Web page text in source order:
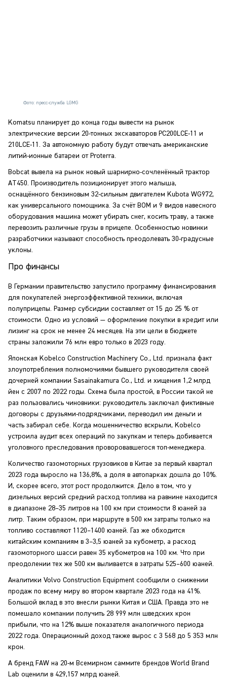
Фото: пресс-служба LGMG
Komatsu планирует до конца годы вывести на рынок
электрические версии 20-тонных экскаваторов PC200LCE-11 и
210LCE-11. За автономную работу будут отвечать американские
литий-ионные батареи от Proterra.
Bobcat вывела на рынок новый шарнирно-сочленённый трактор
AT450. Производитель позиционирует этого малыша,
оснащённого бензиновым 32-сильным двигателем Kubota WG972,
как универсального помощника. За счёт ВОМ и 9 видов навесного
оборудования машина может убирать снег, косить траву, а также
перевозить различные грузы в прицепе. Особенностью новинки
разработчики называют способность преодолевать 30-градусные
уклоны.
Про финансы
В Германии правительство запустило программу финансирования
для покупателей энергоэффективной техники, включая
полуприцепы. Размер субсидии составляет от 15 до 25 % от
стоимости. Одно из условий — оформление покупки в кредит или
лизинг на срок не менее 24 месяцев. На эти цели в бюджете
страны заложили 76 млн евро только в 2023 году.
Японская Kobelco Construction Machinery Co., Ltd. признала факт
злоупотребления полномочиями бывшего руководителя своей
дочерней компании Sasainakamura Co., Ltd. и хищения 1,2 млрд
йен с 2007 по 2022 годы. Схема была простой, в России такой не
раз пользовались чиновники: руководитель заключал фиктивные
договоры с друзьями-подрядчиками, переводил им деньги и
часть забирал себе. Когда мошенничество вскрыли, Kobelco
устроила аудит всех операций по закупкам и теперь добивается
уголовного преследования проворовавшегося топ-менеджера.
Количество газомоторных грузовиков в Китае за первый квартал
2023 года выросло на 136,8%, а доля в автопарках дошла до 10%.
И, скорее всего, этот рост продолжится. Дело в том, что у
дизельных версий средний расход топлива на равнине находится
в диапазоне 28–35 литров на 100 км при стоимости 8 юаней за
литр. Таким образом, при маршруте в 500 км затраты только на
топливо составляют 1120–1400 юаней. Газ же обходится
китайским компаниям в 3–3,5 юаней за кубометр, а расход
газомоторного шасси равен 35 кубометров на 100 км. Что при
преодолении тех же 500 км выливается в затраты 525–600 юаней.
Аналитики Volvo Construction Equipment сообщили о снижении
продаж по всему миру во втором квартале 2023 года на 41%.
Большой вклад в это внесли рынки Китая и США. Правда это не
помешало компании получить 28 999 млн шведских крон
прибыли, что на 12% выше показателя аналогичного периода
2022 года. Операционный доход также вырос с 3 568 до 5 353 млн
крон.
А бренд FAW на 20-м Всемирном саммите брендов World Brand
Lab оценили в 429,157 млрд юаней.